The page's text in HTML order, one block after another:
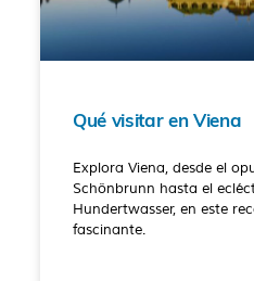
Qué visitar en Viena
Explora Viena, desde el
Schönbrunn hasta el
Hundertwasser, en este
fascinante.